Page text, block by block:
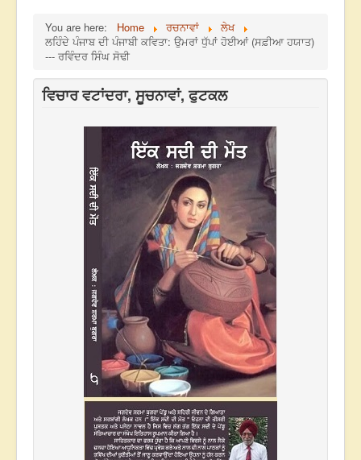
You are here: Home ਰਚਨਾਵਾਂ
ਲੇਖ
ਲਹਿੰਦੇ ਪੰਜਾਬ ਦੀ ਪੰਜਾਬੀ ਕਵਿਤਾ: ਉਮਰਾਂ ਧੁੱਪਾਂ ਹੋਈਆਂ (ਸਫ਼ੀਆ ਹਯਾਤ)
--- ਰਵਿੰਦਰ ਸਿੰਘ ਸੋਢੀ
ਵਿਚਾਰ ਵਟਾਂਦਰਾ, ਸੂਚਨਾਵਾਂ, ਫੁਟਕਲ